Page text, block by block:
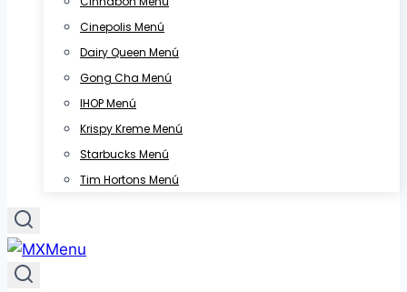
Cinepolis Menú
Dairy Queen Menú
Gong Cha Menú
IHOP Menú
Krispy Kreme Menú
Starbucks Menú
Tim Hortons Menú